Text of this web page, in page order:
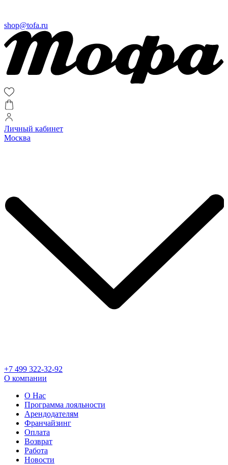
shop@tofa.ru
Личный кабинет
Москва
+7 499 322-32-92
О компании
О Нас
Программа лояльности
Арендодателям
Франчайзинг
Оплата
Возврат
Работа
Новости